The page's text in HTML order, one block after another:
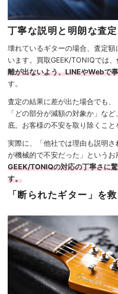
丁寧な説明と明朗な査定
壊れているギターの場合、査定
います。買取GEEK/TONIQでは、
離が出ないよう、LINEやWebで
す。
査定の結果に差が出た場合でも、
「どの部分が減額の対象か」など、
底。お客様の不安を取り除くこと
実際に、「他社では理由も説明
が機械的で不安だった」というお
GEEK/TONIQの対応の丁寧さに
す。
「断られたギター」を